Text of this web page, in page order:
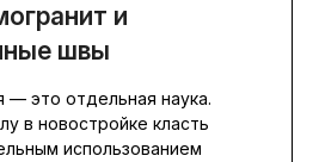
и
швы
— это отдельная наука.
в новостройке класть
использованием